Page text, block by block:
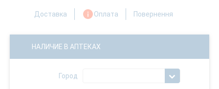
Доставка Оплата Повернення
НАЛИЧИЕ В АПТЕКАХ
Город